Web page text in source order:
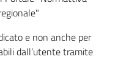
e non anche per
dall’utente tramite